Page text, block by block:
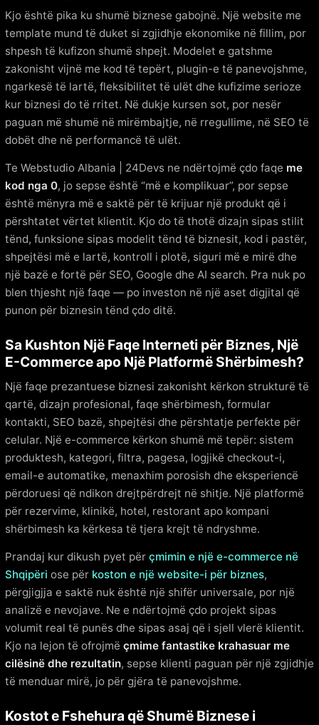
Kjo është pika ku shumë biznese gabojnë. Një website me
template mund të duket si zgjidhje ekonomike në fillim, por
shpesh të kufizon shumë shpejt. Modelet e gatshme
zakonisht vijnë me kod të tepërt, plugin-e të panevojshme,
ngarkesë të lartë, fleksibilitet të ulët dhe kufizime serioze
kur biznesi do të rritet. Në dukje kursen sot, por nesër
paguan më shumë në mirëmbajtje, në rregullime, në SEO të
dobët dhe në performancë të ulët.
Te Webstudio Albania | 24Devs ne ndërtojmë çdo faqe me
kod nga 0, jo sepse është “më e komplikuar”, por sepse
është mënyra më e saktë për të krijuar një produkt që i
përshtatet vërtet klientit. Kjo do të thotë dizajn sipas stilit
tënd, funksione sipas modelit tënd të biznesit, kod i pastër,
shpejtësi më e lartë, kontroll i plotë, siguri më e mirë dhe
një bazë e fortë për SEO, Google dhe AI search. Pra nuk po
blen thjesht një faqe — po investon në një aset digjital që
punon për biznesin tënd çdo ditë.
Sa Kushton Një Faqe Interneti për Biznes, Një
E-Commerce apo Një Platformë Shërbimesh?
Një faqe prezantuese biznesi zakonisht kërkon strukturë të
qartë, dizajn profesional, faqe shërbimesh, formular
kontakti, SEO bazë, shpejtësi dhe përshtatje perfekte për
celular. Një e-commerce kërkon shumë më tepër: sistem
produktesh, kategori, filtra, pagesa, logjikë checkout-i,
email-e automatike, menaxhim porosish dhe eksperiencë
përdoruesi që ndikon drejtpërdrejt në shitje. Një platformë
për rezervime, klinikë, hotel, restorant apo kompani
shërbimesh ka kërkesa të tjera krejt të ndryshme.
Prandaj kur dikush pyet për çmimin e një e-commerce në
Shqipëri ose për koston e një website-i për biznes,
përgjigjja e saktë nuk është një shifër universale, por një
analizë e nevojave. Ne e ndërtojmë çdo projekt sipas
volumit real të punës dhe sipas asaj që i sjell vlerë klientit.
Kjo na lejon të ofrojmë çmime fantastike krahasuar me
cilësinë dhe rezultatin, sepse klienti paguan për një zgjidhje
të menduar mirë, jo për gjëra të panevojshme.
Kostot e Fshehura që Shumë Biznese i